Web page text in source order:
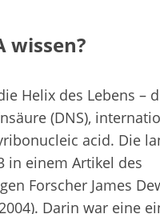
wissen?
Helix des Lebens –
(DNS),
acid. Die
in einem Artikel des
Forscher James
Darin war eine